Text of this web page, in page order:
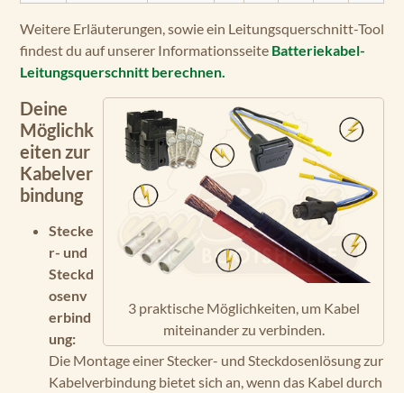
Weitere Erläuterungen, sowie ein Leitungsquerschnitt-Tool
findest du auf unserer Informationsseite Batteriekabel-
Leitungsquerschnitt berechnen.
3 praktische Möglichkeiten, um Kabel
miteinander zu verbinden.
Deine
Möglichk
eiten zur
Kabelver
bindung
Stecke
r- und
Steckd
osenv
erbind
ung:
Die Montage einer Stecker- und Steckdosenlösung zur
Kabelverbindung bietet sich an, wenn das Kabel durch